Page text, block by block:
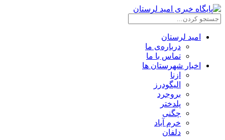
امید لرستان
درباره‌ی ما
تماس با ما
اخبار شهرستان ها
ازنا
الیگودرز
بروجرد
پلدختر
چگنی
خرم آباد
دلفان